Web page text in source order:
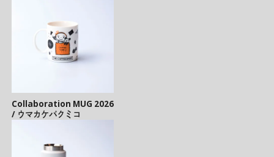
Collaboration MUG 2026
/ ウマカケバクミコ